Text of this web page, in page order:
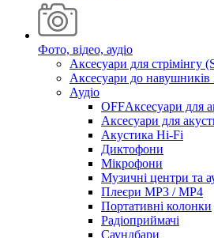
Фото, відео, аудіо
Аксесуари для стрімінгу
Аксесуари до навушників
Аудіо
OFFАксесуари для
Аксесуари для
Акустика Hi-Fi
Диктофони
Мікрофони
Музичні центри та
Плеєри MP3 / MP4
Портативні колонки
Радіоприймачі
Саундбари